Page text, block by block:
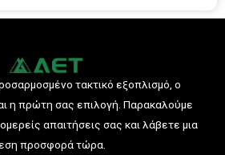
τακτικό εξοπλισμό, ο
η πρώτη σας επιλογή. Παρακαλούμε
απαιτήσεις σας και λάβετε μια
προσφορά τώρα.